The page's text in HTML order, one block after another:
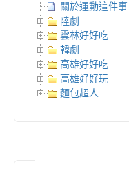
關於運動這件事
陸劇
雲林好好吃
韓劇
高雄好好吃
高雄好好玩
麵包超人